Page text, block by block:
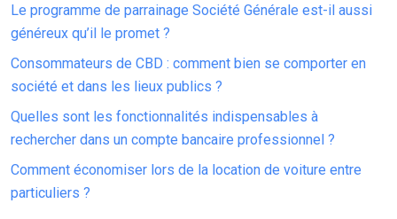
Le programme de parrainage Société Générale est-il aussi
généreux qu’il le promet ?
Consommateurs de CBD : comment bien se comporter en
société et dans les lieux publics ?
Quelles sont les fonctionnalités indispensables à
rechercher dans un compte bancaire professionnel ?
Comment économiser lors de la location de voiture entre
particuliers ?